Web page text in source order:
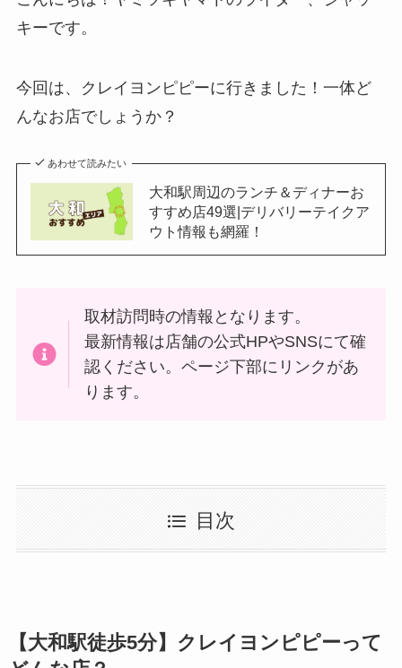
キーです。
今回は、クレイヨンピピーに行きました！一体ど
んなお店でしょうか？
あわせて読みたい
大和駅周辺のランチ＆ディナーお
すすめ店49選|デリバリーテイクア
ウト情報も網羅！
取材訪問時の情報となります。
最新情報は店舗の公式HPやSNSにて確
認ください。ページ下部にリンクがあ
ります。
目次
【大和駅徒歩5分】クレイヨンピピーって